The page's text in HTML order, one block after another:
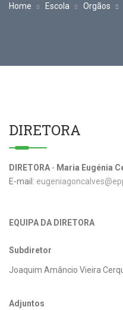
Home Escola Orgãos
DIRETORA
DIRETORA - Maria Eugénia
E-mail:
EQUIPA DA DIRETORA
Subdiretor
Joaquim Amâncio Vieira
Adjuntos